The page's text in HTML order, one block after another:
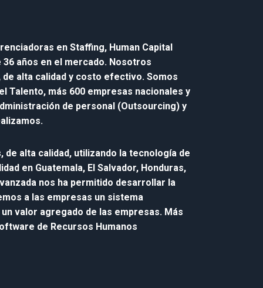
en Staffing, Human Capital
años en el mercado. Nosotros
alta calidad y costo efectivo. Somos
Talento, más 600 empresas nacionales y
de personal (Outsourcing) y
alta calidad, utilizando la tecnología de
en Guatemala, El Salvador, Honduras,
nos ha permitido desarrollar la
a las empresas un sistema
valor agregado de las empresas. Más
de Recursos Humanos